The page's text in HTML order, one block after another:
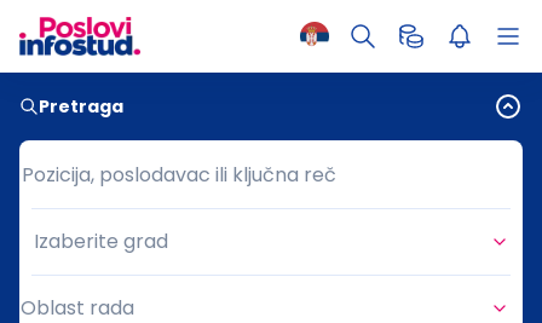
Pretraga
Pozicija, poslodavac ili ključna reč
Pozicija, poslodavac ili ključna reč
Grad
Izaberite grad
Oblast rada